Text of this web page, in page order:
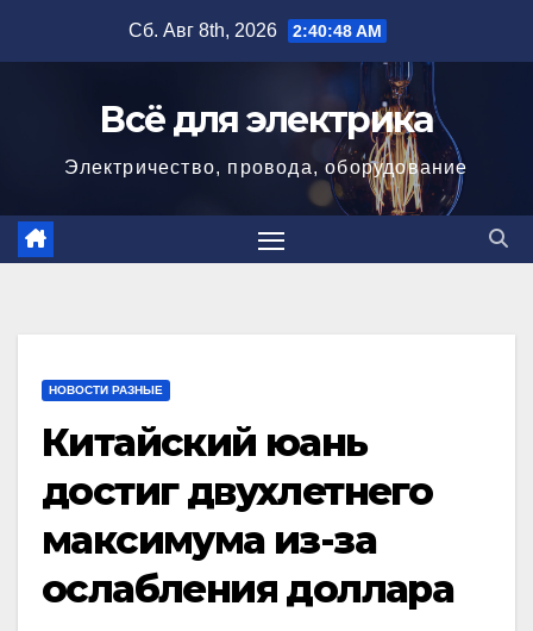
Сб. Авг 8th, 2026 2:40:49 AM
Всё для электрика
Электричество, провода, оборудование
НОВОСТИ РАЗНЫЕ
Китайский юань
достиг двухлетнего
максимума из-за
ослабления доллара